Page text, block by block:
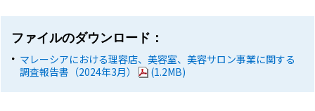
ファイルのダウンロード：
マレーシアにおける理容店、美容室、美容サロン事業に関する
調査報告書（2024年3月）
(1.2MB)